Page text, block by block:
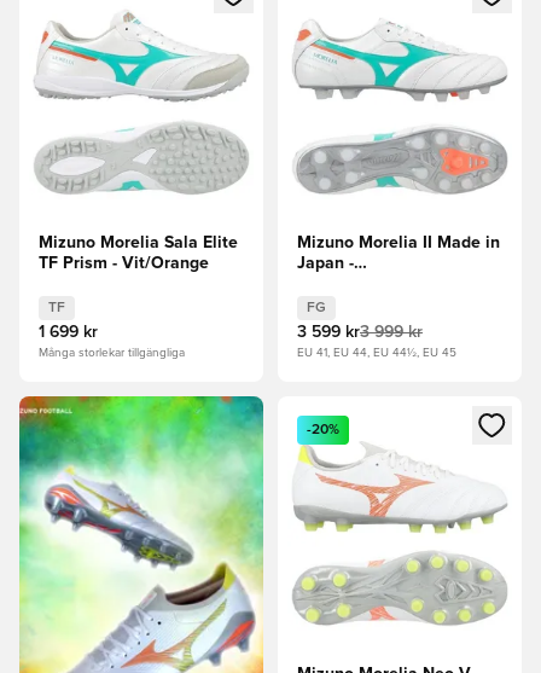
Mizuno Morelia Sala Elite
TF Prism - Vit/Orange
TF
1 699 kr
Många storlekar tillgängliga
Mizuno Morelia II Made in
Japan -
FG
3 599 kr3 999 kr
EU 41, EU 44, EU 44½, EU 45
Öppnar en Modal för att
-20%